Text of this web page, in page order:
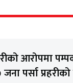
आरोपमा
पर्सा प्रहरीको